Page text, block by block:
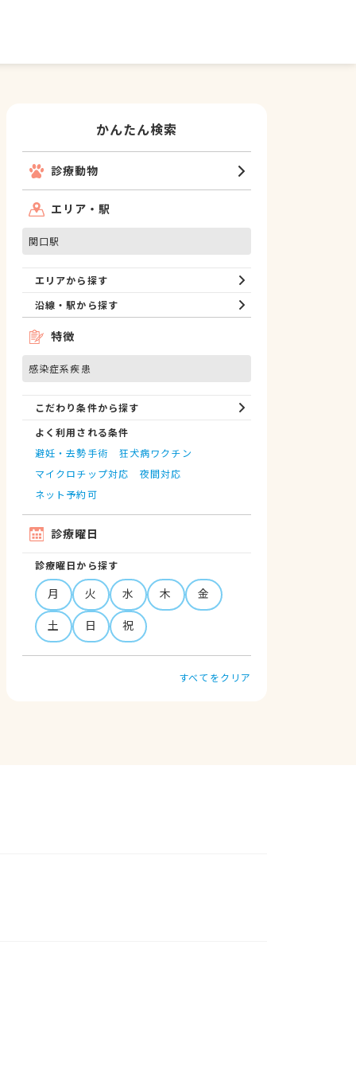
かんたん検索
診療動物
エリア・駅
関口駅
エリアから探す
沿線・駅から探す
特徴
感染症系疾患
こだわり条件から探す
よく利用される条件
避妊・去勢手術
狂犬病ワクチン
マイクロチップ対応
夜間対応
ネット予約可
診療曜日
診療曜日から探す
月 火 水 木
金
土
日 祝
すべてをクリア